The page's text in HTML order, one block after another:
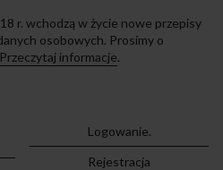
r. wchodzą w życie nowe przepisy
osobowych. Prosimy o
Przeczytaj informacje.
Logowanie.
Rejestracja